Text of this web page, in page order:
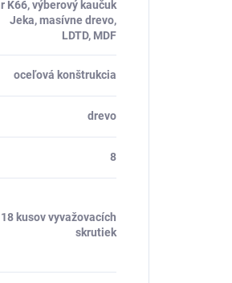
K66, výberový kaučuk
Jeka, masívne drevo,
LDTD, MDF
oceľová konštrukcia
drevo
8
18 kusov vyvažovacích
skrutiek